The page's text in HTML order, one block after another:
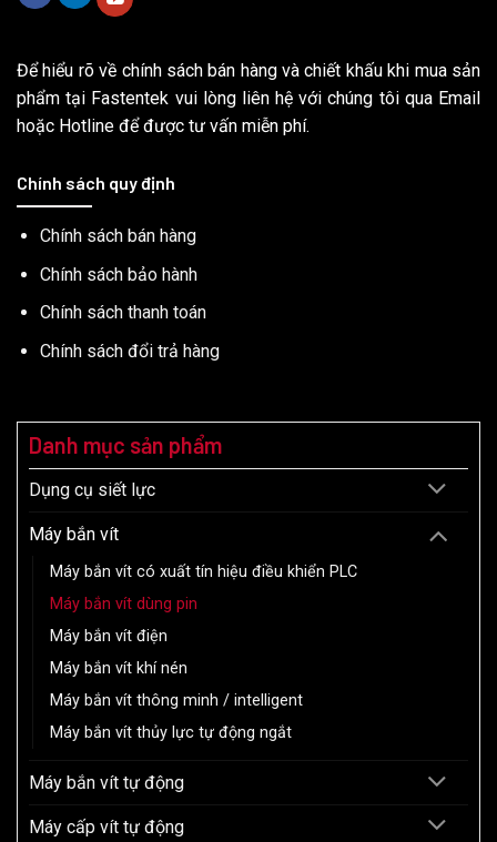
Để hiểu rõ về chính sách bán hàng và chiết khấu khi mua sản
phẩm tại Fastentek vui lòng liên hệ với chúng tôi qua Email
hoặc Hotline để được tư vấn miễn phí.
Chính sách quy định
Chính sách bán hàng
Chính sách bảo hành
Chính sách thanh toán
Chính sách đổi trả hàng
Danh mục sản phẩm
Dụng cụ siết lực
Máy bắn vít
Máy bắn vít có xuất tín hiệu điều khiển PLC
Máy bắn vít dùng pin
Máy bắn vít điện
Máy bắn vít khí nén
Máy bắn vít thông minh / intelligent
Máy bắn vít thủy lực tự động ngắt
Máy bắn vít tự động
Máy cấp vít tự động